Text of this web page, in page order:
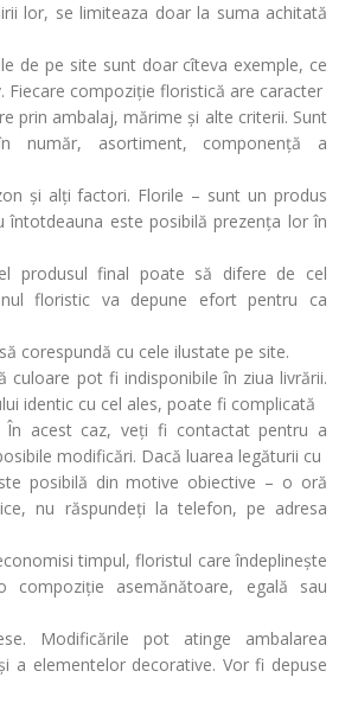
lor, se limiteaza doar la suma achitată
de pe site sunt doar cîteva exemple, ce
Fiecare compoziție floristică are caracter
prin ambalaj, mărime și alte criterii. Sunt
număr, asortiment, componență a
și alți factori. Florile – sunt un produs
întotdeauna este posibilă prezența lor în
produsul final poate să difere de cel
floristic va depune efort pentru ca
corespundă cu cele ilustate pe site.
culoare pot fi indisponibile în ziua livrării.
identic cu cel ales, poate fi complicată
În acest caz, veți fi contactat pentru a
modificări. Dacă luarea legăturii cu
posibilă din motive obiective – o oră
nu răspundeți la telefon, pe adresa
timpul, floristul care îndeplinește
compoziție asemănătoare, egală sau
Modificările pot atinge ambalarea
a elementelor decorative. Vor fi depuse